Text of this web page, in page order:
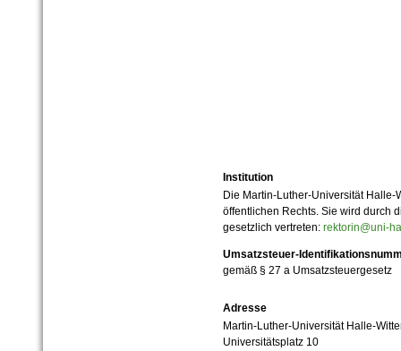
Institution
Die Martin-Luther-Universität
öffentlichen Rechts. Sie wird durch
gesetzlich vertreten: rektorin@uni-
Umsatzsteuer-
gemäß § 27 a Umsatzsteuergesetz
Adresse
Martin-Luther-Universität Halle-
Universitätsplatz 10